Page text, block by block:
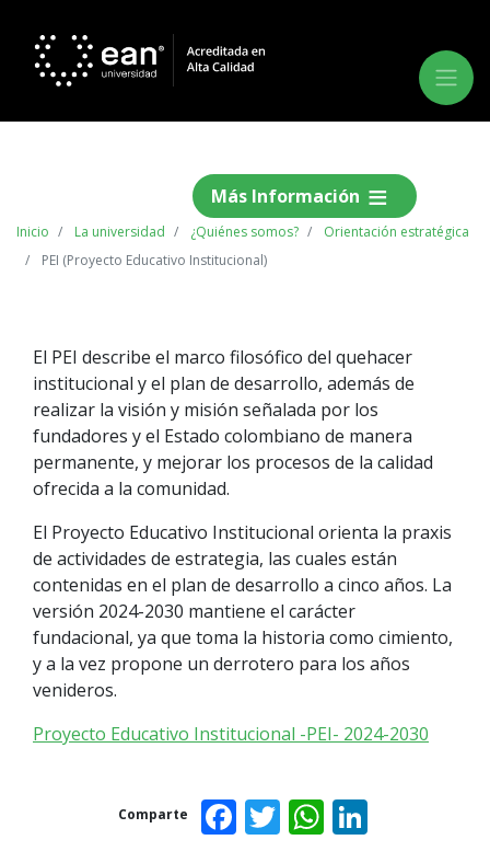
Más Información
Inicio La universidad ¿Quiénes somos?
Orientación estratégica
PEI (Proyecto Educativo Institucional)
El PEI describe el marco filosófico del quehacer
institucional y el plan de desarrollo, además de
realizar la visión y misión señalada por los
fundadores y el Estado colombiano de manera
permanente, y mejorar los procesos de la calidad
ofrecida a la comunidad.
El Proyecto Educativo Institucional orienta la praxis
de actividades de estrategia, las cuales están
contenidas en el plan de desarrollo a cinco años. La
versión 2024-2030 mantiene el carácter
fundacional, ya que toma la historia como cimiento,
y a la vez propone un derrotero para los años
venideros.
Proyecto Educativo Institucional -PEI- 2024-2030
Comparte Facebook
Twitter